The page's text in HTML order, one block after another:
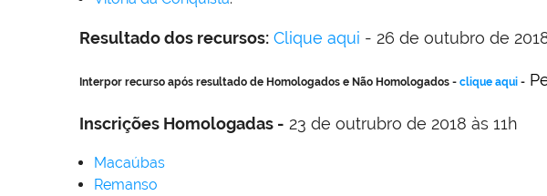
Resultado dos recursos: Clique aqui - 26 de outubro de
Interpor recurso após resultado de Homologados e Não Homologados - clique aqui -
Inscrições Homologadas - 23 de outrubro de 2018 às 11h
Macaúbas
Remanso